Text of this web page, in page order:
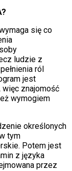
się co
ludzie z
ról
jest
więc znajomość
wymogiem
określonych
tym
Potem jest
z języka
przez